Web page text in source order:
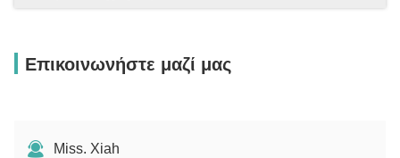
Επικοινωνήστε μαζί μας
Miss. Xiah